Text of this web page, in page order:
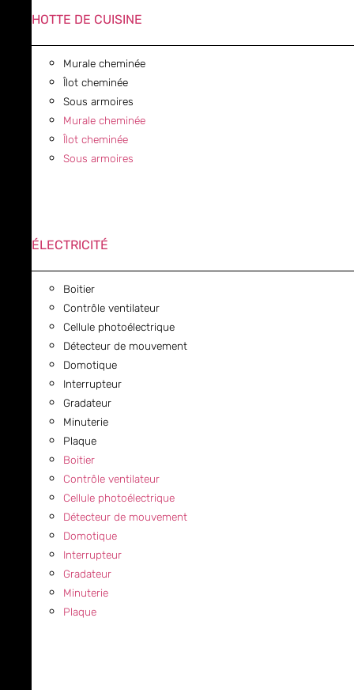
HOTTE DE CUISINE
Murale cheminée
Îlot cheminée
Sous armoires
Murale cheminée
Îlot cheminée
Sous armoires
ÉLECTRICITÉ
Boitier
Contrôle ventilateur
Cellule photoélectrique
Détecteur de mouvement
Domotique
Interrupteur
Gradateur
Minuterie
Plaque
Boitier
Contrôle ventilateur
Cellule photoélectrique
Détecteur de mouvement
Domotique
Interrupteur
Gradateur
Minuterie
Plaque